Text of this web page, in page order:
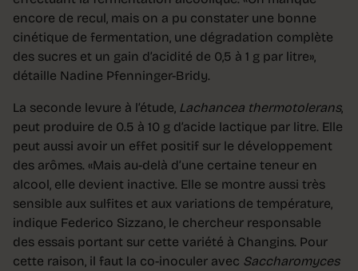
encore de recul, mais on a pu constater une bonne
cinétique de fermentation, une dégradation complète
des sucres et un gain d’acidité de 0,5 à 1 g par litre»,
détaille Nadine Pfenninger-Bridy.
La seconde levure à l’étude, Lachancea thermotolerans,
peut produire de 0.5 à 10 g d’acide lactique par litre. Elle
peut aussi avoir un effet positif sur le développement
des arômes. «Mais au-delà d’une certaine teneur en
alcool, elle devient inactive. Elle se montre aussi très
sensible aux sulfites et aux variations de température,
indique Federico Sizzano, le chercheur responsable
des essais portant sur cette variété à Changins. Pour
cette raison, il faut la co-inoculer avec Saccharomyces